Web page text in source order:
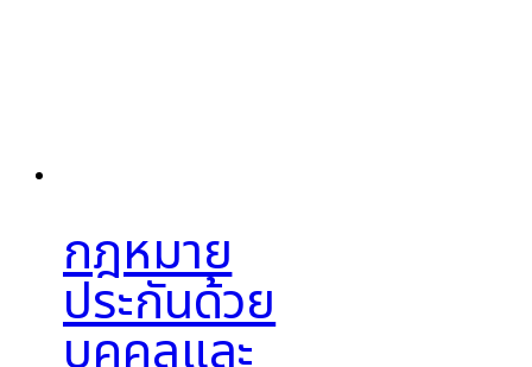
กฎหมาย
ประกันด้วย